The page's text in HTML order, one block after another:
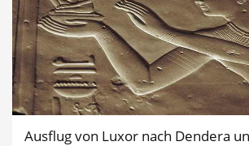
Ausflug von Luxor nach Dendera